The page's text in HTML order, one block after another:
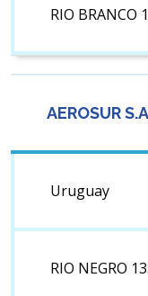
RIO BRANCO
AEROSUR
Uruguay
RIO NEGRO